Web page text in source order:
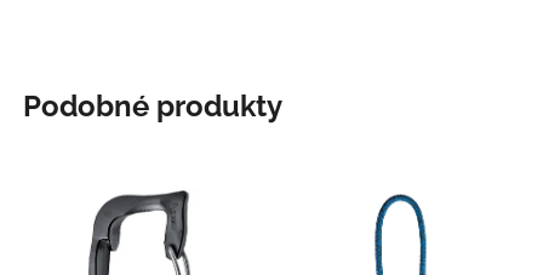
Podobné produkty